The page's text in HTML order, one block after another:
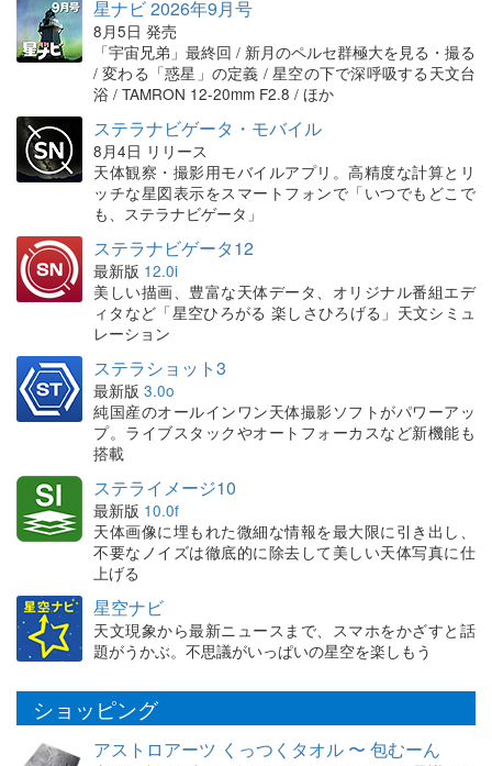
星ナビ 2026年9月号
8月5日 発売
「宇宙兄弟」最終回 / 新月のペルセ群極大を見る・撮る
/ 変わる「惑星」の定義 / 星空の下で深呼吸する天文台
浴 / TAMRON 12-20mm F2.8 / ほか
ステラナビゲータ・モバイル
8月4日 リリース
天体観察・撮影用モバイルアプリ。高精度な計算とリ
ッチな星図表示をスマートフォンで「いつでもどこで
も、ステラナビゲータ」
ステラナビゲータ12
最新版 12.0i
美しい描画、豊富な天体データ、オリジナル番組エデ
ィタなど「星空ひろがる 楽しさひろげる」天文シミュ
レーション
ステラショット3
最新版 3.0o
純国産のオールインワン天体撮影ソフトがパワーアッ
プ。ライブスタックやオートフォーカスなど新機能も
搭載
ステライメージ10
最新版 10.0f
天体画像に埋もれた微細な情報を最大限に引き出し、
不要なノイズは徹底的に除去して美しい天体写真に仕
上げる
星空ナビ
天文現象から最新ニュースまで、スマホをかざすと話
題がうかぶ。不思議がいっぱいの星空を楽しもう
ショッピング
アストロアーツ くっつくタオル 〜 包むーん